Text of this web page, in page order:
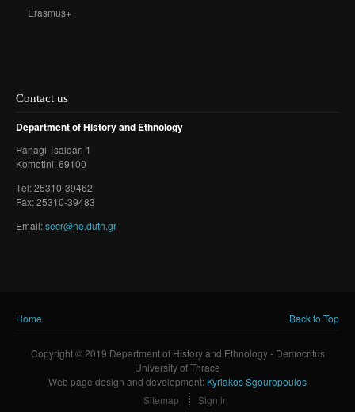
Erasmus+
Contact us
Department of History and Ethnology
Panagi Tsaldari 1
Komotini, 69100
Τel: 25310-39462
Fax: 25310-39483
Email:secr@he.duth.gr
You are here
Home Back to Top
Copyright © 2019 Department of History and Ethnology - Democritus
University of Thrace
Web page design and development: Kyriakos Sgouropoulos
Sitemap
Sign in